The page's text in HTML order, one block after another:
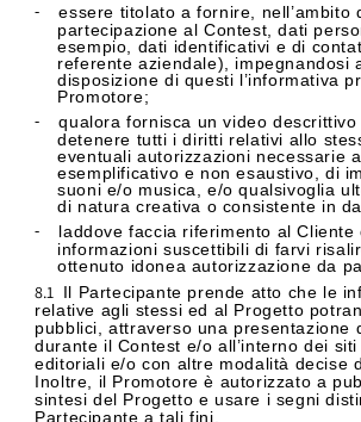
-
essere titolato a fornire, nell’ambito
partecipazione al Contest, dati
esempio, dati identificativi e di
referente aziendale), impegnandosi
disposizione di questi l’informativa
Promotore;
-
qualora fornisca un video
detenere tutti i diritti relativi allo
eventuali autorizzazioni necessarie
esemplificativo e non esaustivo, di
suoni e/o musica, e/o qualsivoglia
di natura creativa o consistente in
-
laddove faccia riferimento al Cliente
informazioni suscettibili di farvi
ottenuto idonea autorizzazione da
8.1 Il Partecipante prende atto che le
relative agli stessi ed al Progetto
pubblici, attraverso una presentazione
durante il Contest e/o all’interno dei
editoriali e/o con altre modalità decise
Inoltre, il Promotore è autorizzato a
sintesi del Progetto e usare i segni
Partecipante a tali fini.